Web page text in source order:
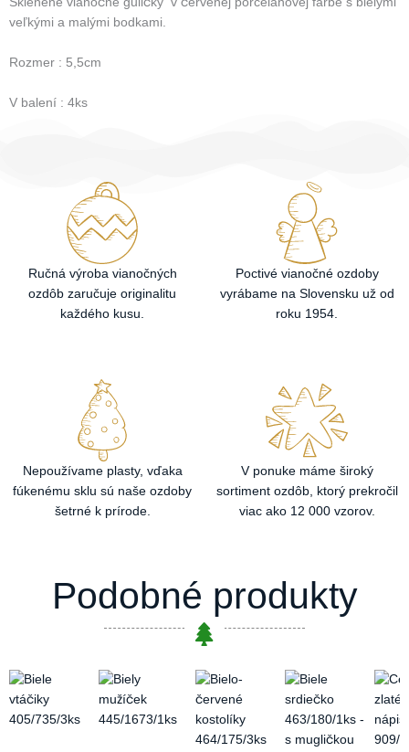
veľkými a malými bodkami.
Rozmer : 5,5cm
V balení : 4ks
Ručná výroba vianočných
ozdôb zaručuje originalitu
každého kusu.
Poctivé vianočné ozdoby
vyrábame na Slovensku už od
roku 1954.
Nepoužívame plasty, vďaka
fúkenému sklu sú naše ozdoby
šetrné k prírode.
V ponuke máme široký
sortiment ozdôb, ktorý prekročil
viac ako 12 000 vzorov.
Podobné produkty